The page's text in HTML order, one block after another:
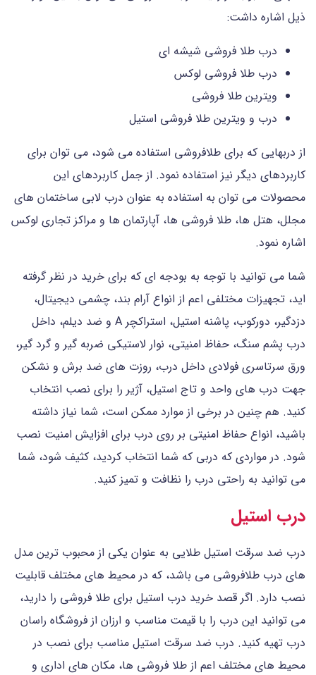
ذیل اشاره داشت:
درب طلا فروشی شیشه ای
درب طلا فروشی لوکس
ویترین طلا فروشی
درب و ویترین طلا فروشی استیل
از دربهایی که برای طلافروشی استفاده می شود، می توان برای
کاربردهای دیگر نیز استفاده نمود. از جمل کاربردهای این
محصولات می توان به استفاده به عنوان درب لابی ساختمان های
مجلل، هتل ها، طلا فروشی ها، آپارتمان ها و مراکز تجاری لوکس
اشاره نمود.
شما می توانید با توجه به بودجه ای که برای خرید در نظر گرفته
اید، تجهیزات مختلفی اعم از انواع آرام بند، چشمی دیجیتال،
دزدگیر، دورکوب، پاشنه استیل، استراکچر A و ضد دیلم، داخل
درب پشم سنگ، حفاظ امنیتی، نوار لاستیکی ضربه گیر و گرد گیر،
ورق سرتاسری فولادی داخل درب، روزت های ضد برش و نشکن
جهت درب های واحد و تاج استیل، آژیر را برای نصب انتخاب
کنید. هم چنین در برخی از موارد ممکن است، شما نیاز داشته
باشید، انواع حفاظ امنیتی بر روی درب برای افزایش امنیت نصب
شود. در مواردی که دربی که شما انتخاب کردید، کثیف شود، شما
می توانید به راحتی درب را نظافت و تمیز کنید.
درب استیل
درب ضد سرقت استیل طلایی به عنوان یکی از محبوب ترین مدل
های درب طلافروشی می باشد، که در محیط های مختلف قابلیت
نصب دارد. اگر قصد خرید درب استیل برای طلا فروشی را دارید،
می توانید این درب را با قیمت مناسب و ارزان از فروشگاه راسان
درب تهیه کنید. درب ضد سرقت استیل مناسب برای نصب در
محیط های مختلف اعم از طلا فروشی ها، مکان های اداری و